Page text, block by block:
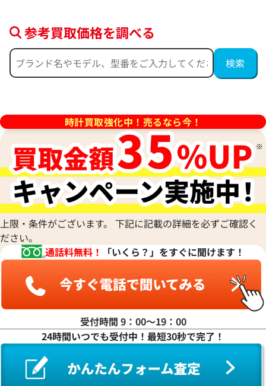
・バン キング ブラックマ
合わせください
電話で聞く
ウブロ ビッグ・バン ポルト
イヤモンド 341.PE.230.RW
参考買取価格
価格はお問い合わせください
電話で聞く
参考買取価格を調べる
時計買取強化中！売るなら今！
上限・条件がございます。 下記に記載の詳細を必ずご確認く
ださい。
通話料無料！
「いくら？」をすぐに聞けます！
受付時間 9：00〜19：00
24時間いつでも受付中！最短30秒で完了！